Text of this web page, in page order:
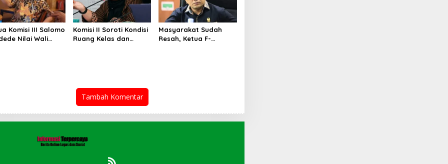
Komisi III Salomo
Nilai Wali
Komisi II Soroti Kondisi
Ruang Kelas dan
Masyarakat Sudah
Resah, Ketua F-
Tambah Komentar